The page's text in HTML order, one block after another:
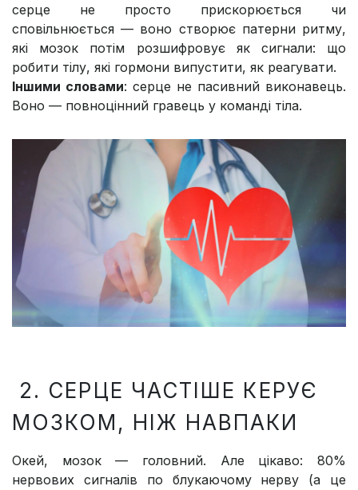
серце не просто прискорюється чи
сповільнюється — воно створює патерни ритму,
які мозок потім розшифровує як сигнали: що
робити тілу, які гормони випустити, як реагувати.
Іншими словами: серце не пасивний виконавець.
Воно — повноцінний гравець у команді тіла.
2. СЕРЦЕ ЧАСТІШЕ КЕРУЄ
МОЗКОМ, НІЖ НАВПАКИ
Окей, мозок — головний. Але цікаво: 80%
нервових сигналів по блукаючому нерву (а це